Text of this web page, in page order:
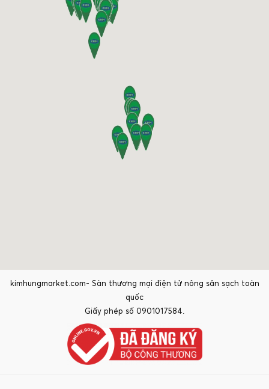
kimhungmarket.com- Sàn thương mại điện tử nông sản sạch toàn
quốc
Giấy phép số 0901017584.